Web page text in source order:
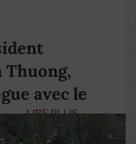
Thuong,
avec le
LIRE PLUS →